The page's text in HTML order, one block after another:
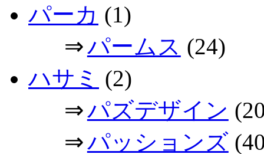
パーカ (1)
⇒パームス (24)
ハサミ (2)
⇒パズデザイン
⇒パッションズ